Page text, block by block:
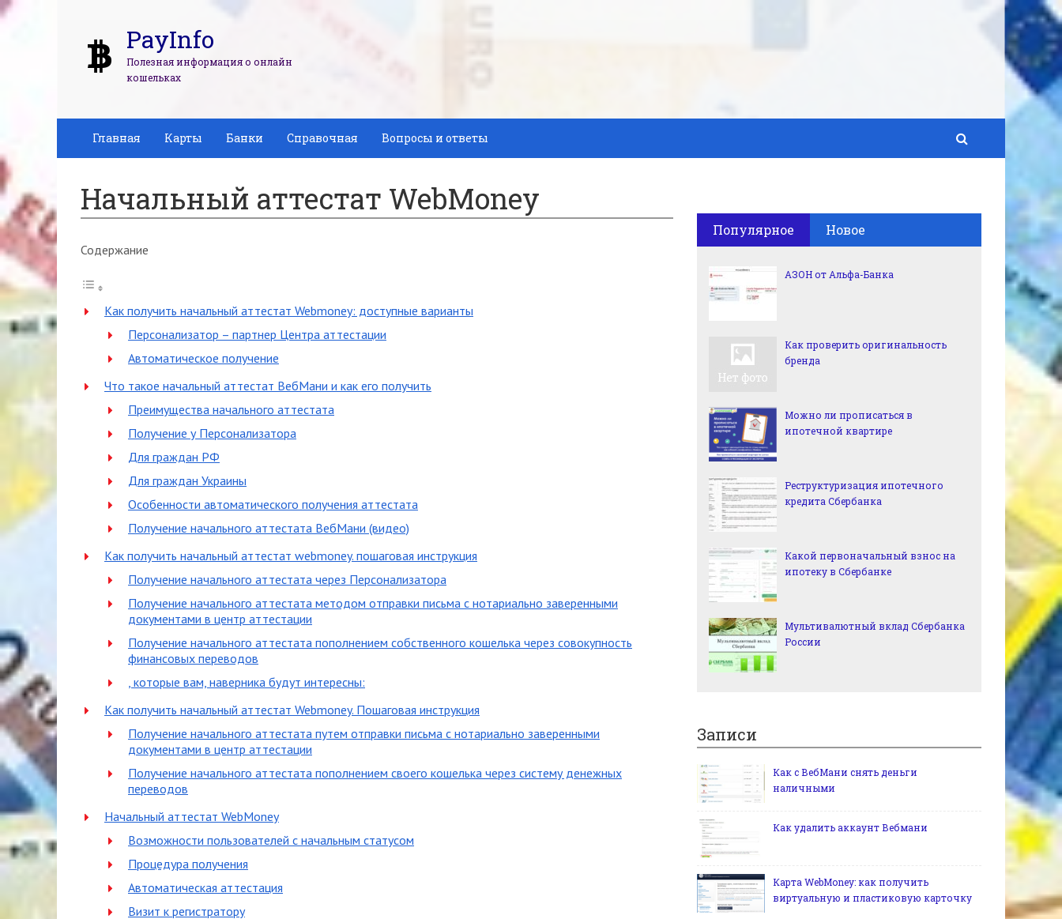
PayInfo
Полезная информация о онлайн
кошельках
Главная Карты Банки Справочная Вопросы и ответы
Начальный аттестат WebMoney
Содержание
Как получить начальный аттестат Webmoney: доступные варианты
Персонализатор – партнер Центра аттестации
Автоматическое получение
Что такое начальный аттестат ВебМани и как его получить
Преимущества начального аттестата
Получение у Персонализатора
Для граждан РФ
Для граждан Украины
Особенности автоматического получения аттестата
Получение начального аттестата ВебМани (видео)
Как получить начальный аттестат webmoney. пошаговая инструкция
Получение начального аттестата через Персонализатора
Получение начального аттестата методом отправки письма с нотариально заверенными
документами в центр аттестации
Получение начального аттестата пополнением собственного кошелька через совокупность
финансовых переводов
, которые вам, наверника будут интересны:
Как получить начальный аттестат Webmoney. Пошаговая инструкция
Получение начального аттестата путем отправки письма с нотариально заверенными
документами в центр аттестации
Получение начального аттестата пополнением своего кошелька через систему денежных
переводов
Начальный аттестат WebMoney
Возможности пользователей с начальным статусом
Процедура получения
Автоматическая аттестация
Визит к регистратору
Популярное Новое
АЗОН от Альфа-Банка
Как проверить оригинальность
бренда
Можно ли прописаться в
ипотечной квартире
Реструктуризация ипотечного
кредита Сбербанка
Какой первоначальный взнос на
ипотеку в Сбербанке
Мультивалютный вклад Сбербанка
России
Записи
Как с ВебМани снять деньги
наличными
Как удалить аккаунт Вебмани
Карта WebMoney: как получить
виртуальную и пластиковую карточку